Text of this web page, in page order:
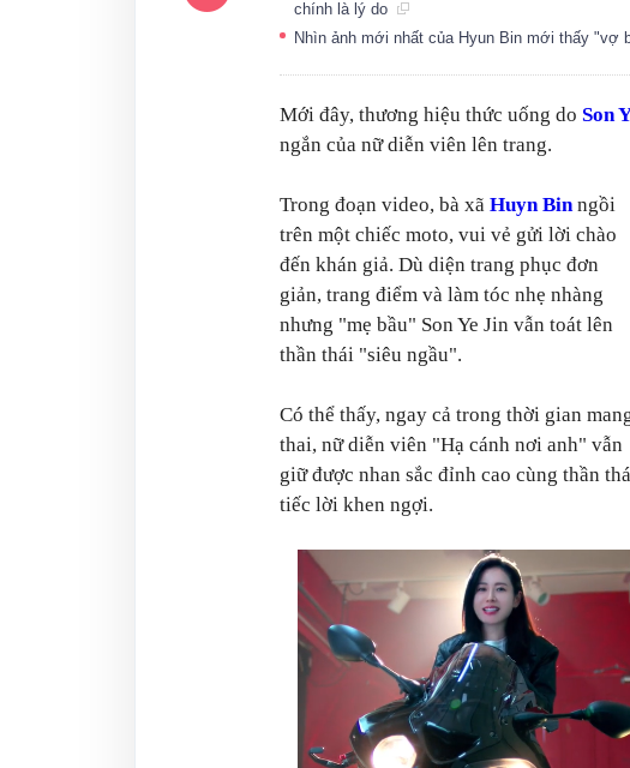
chính là lý do
Nhìn ảnh mới nhất của Hyun Bin mới thấy "vợ
Mới đây, thương hiệu thức uống do Son
ngắn của nữ diễn viên lên trang.
Trong đoạn video, bà xã Huyn Binngồi
trên một chiếc moto, vui vẻ gửi lời chào
đến khán giả. Dù diện trang phục đơn
giản, trang điểm và làm tóc nhẹ nhàng
nhưng "mẹ bầu" Son Ye Jin vẫn toát lên
thần thái "siêu ngầu".
Có thể thấy, ngay cả trong thời gian
thai, nữ diễn viên "Hạ cánh nơi anh" vẫn
giữ được nhan sắc đỉnh cao cùng thần
tiếc lời khen ngợi.